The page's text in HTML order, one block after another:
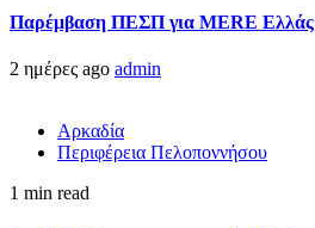
Παρέμβαση ΠΕΣΠ για MERE Ελλάς
2 ημέρες ago admin
Αρκαδία
Περιφέρεια Πελοποννήσου
1 min read